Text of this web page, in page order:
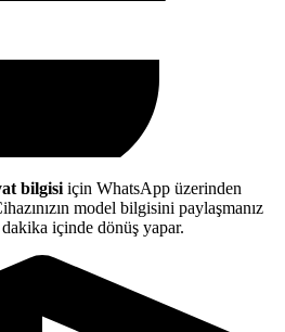
bilgisi için WhatsApp üzerinden
model bilgisini paylaşmanız
içinde dönüş yapar.